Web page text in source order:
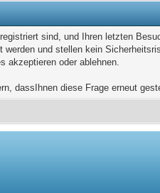
sind, und Ihren letzten
und stellen kein
akzeptieren oder ablehnen.
dassIhnen diese Frage erneut